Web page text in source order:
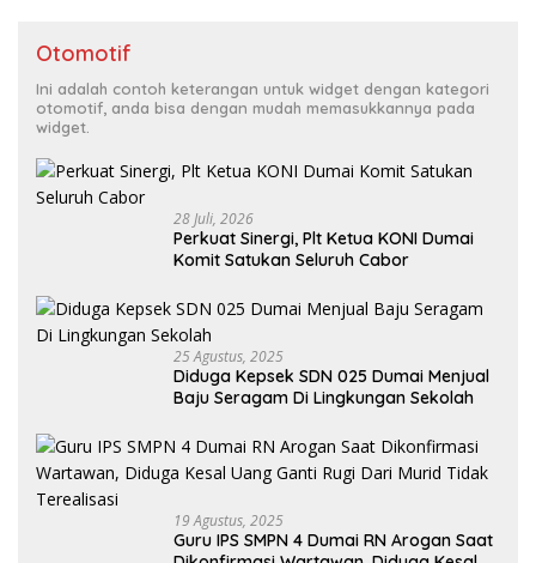
Otomotif
Ini adalah contoh keterangan untuk widget dengan kategori
otomotif, anda bisa dengan mudah memasukkannya pada
widget.
28 Juli, 2026
Perkuat Sinergi, Plt Ketua KONI Dumai
Komit Satukan Seluruh Cabor
25 Agustus, 2025
Diduga Kepsek SDN 025 Dumai Menjual
Baju Seragam Di Lingkungan Sekolah
19 Agustus, 2025
Guru IPS SMPN 4 Dumai RN Arogan Saat